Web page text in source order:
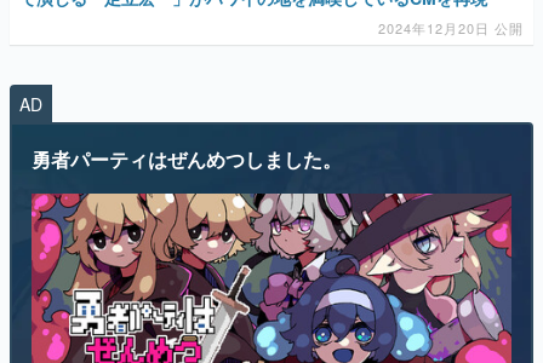
2024年12月20日 公開
AD
勇者パーティはぜんめつしました。